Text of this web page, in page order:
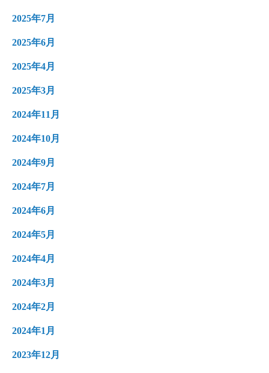
2025年7月
2025年6月
2025年4月
2025年3月
2024年11月
2024年10月
2024年9月
2024年7月
2024年6月
2024年5月
2024年4月
2024年3月
2024年2月
2024年1月
2023年12月